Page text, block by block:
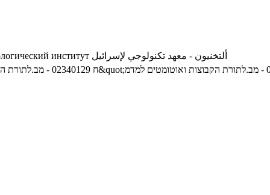
институт ألتخنيون - معهد تكنولوجي لإسرائيل
02340129 - מב.לתורת הקבוצות ואוטומטים למדמ&quot;ח